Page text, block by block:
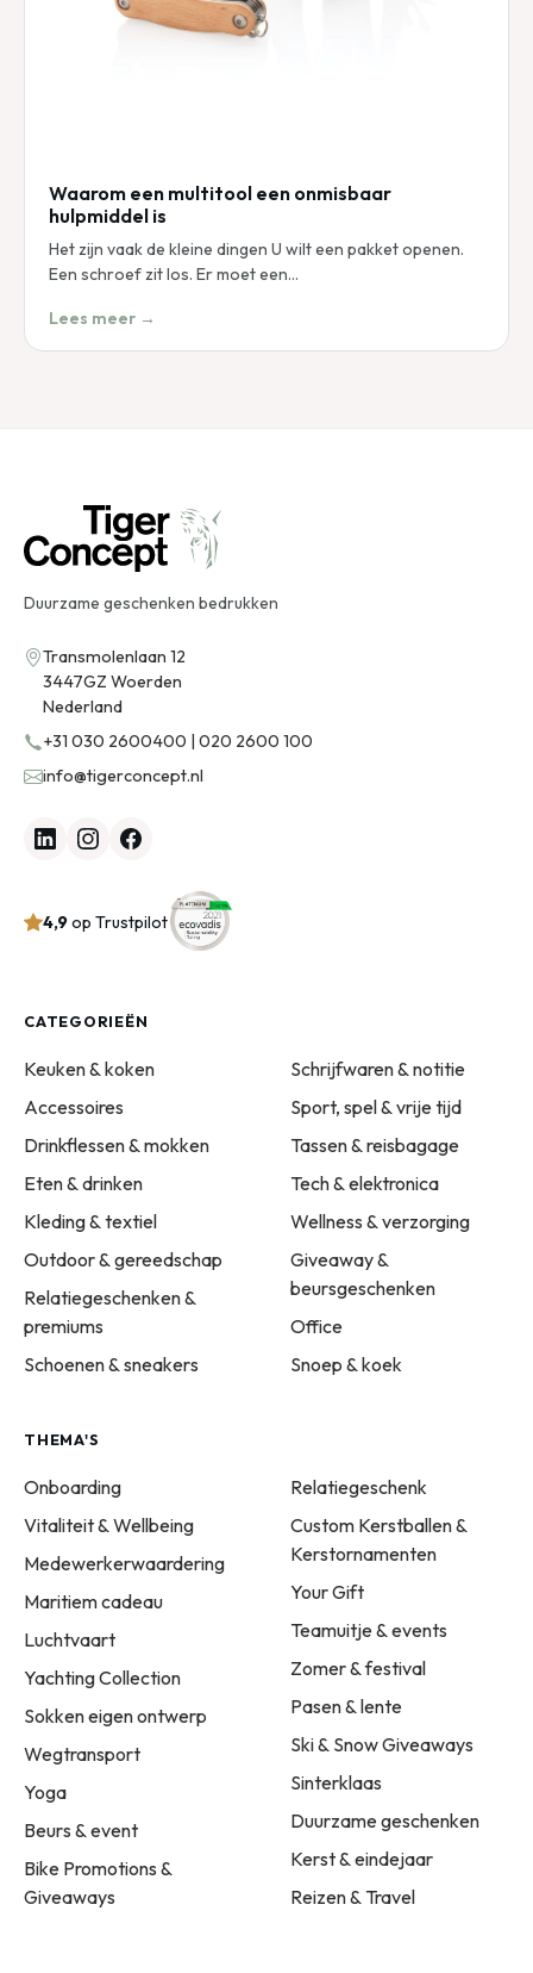
Waarom een multitool een onmisbaar
hulpmiddel is
Het zijn vaak de kleine dingen U wilt een pakket openen.
Een schroef zit los. Er moet een…
Lees meer →
Duurzame geschenken bedrukken
Transmolenlaan 12
3447GZ Woerden
Nederland
+31 030 2600400 | 020 2600 100
info@tigerconcept.nl
4,9op Trustpilot
CATEGORIEËN
Keuken & koken
Accessoires
Drinkflessen & mokken
Eten & drinken
Kleding & textiel
Outdoor & gereedschap
Relatiegeschenken &
premiums
Schoenen & sneakers
Schrijfwaren & notitie
Sport, spel & vrije tijd
Tassen & reisbagage
Tech & elektronica
Wellness & verzorging
Giveaway &
beursgeschenken
Office
Snoep & koek
THEMA'S
Onboarding
Vitaliteit & Wellbeing
Medewerkerwaardering
Maritiem cadeau
Luchtvaart
Yachting Collection
Sokken eigen ontwerp
Wegtransport
Yoga
Beurs & event
Bike Promotions &
Giveaways
Relatiegeschenk
Custom Kerstballen &
Kerstornamenten
Your Gift
Teamuitje & events
Zomer & festival
Pasen & lente
Ski & Snow Giveaways
Sinterklaas
Duurzame geschenken
Kerst & eindejaar
Reizen & Travel